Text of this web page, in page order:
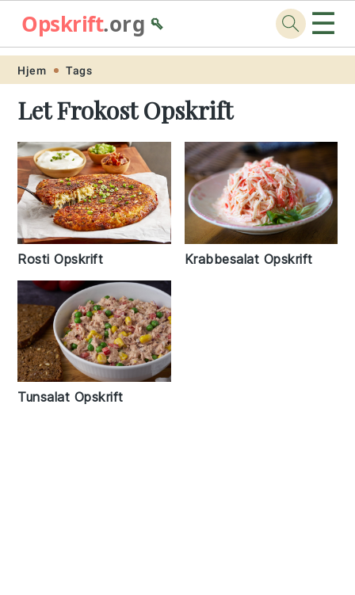
Skip
primary
navigation
Skip
main
content
Skip
primary
sidebar
Skip
footer
Opskrift.org🥄 ☰
Hjem Tags
Let Frokost Opskrift
Rosti Opskrift Krabbesalat Opskrift
Tunsalat Opskrift